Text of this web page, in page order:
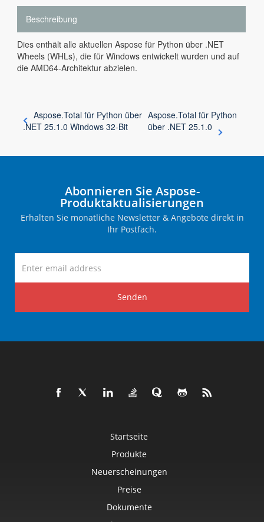
Beschreibung
Dies enthält alle aktuellen Aspose für Python über .NET
Wheels (WHLs), die für Windows entwickelt wurden und auf
die AMD64-Architektur abzielen.
Aspose.Total für Python über
.NET 25.1.0 Windows 32-Bit
Aspose.Total für Python
über .NET 25.1.0
Abonnieren Sie Aspose-
Produktaktualisierungen
Erhalten Sie monatliche Newsletter & Angebote direkt in
Ihr Postfach.
Senden
Startseite
Produkte
Neuerscheinungen
Preise
Dokumente